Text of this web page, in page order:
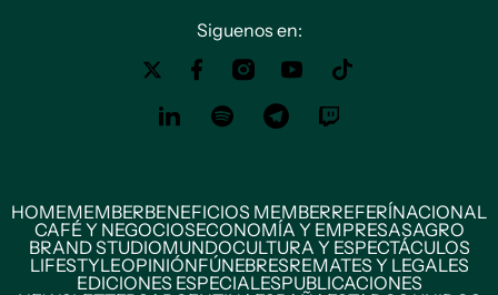
Siguenos en:
HOMEMEMBERBENEFICIOS MEMBERREFERÍNACIONAL
CAFÉ Y NEGOCIOSECONOMÍA Y EMPRESASAGRO
BRAND STUDIOMUNDOCULTURA Y ESPECTÁCULOS
LIFESTYLEOPINIÓNFÚNEBRESREMATES Y LEGALES
EDICIONES ESPECIALESPUBLICACIONES